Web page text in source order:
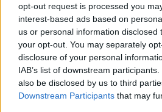
opt-out request is processed you
interest-based ads based on
us or personal information disclosed
your opt-out. You may separately
disclosure of your personal
IAB’s list of downstream
also be disclosed by us to third
Downstream Participants that may
Kim Kardashian (balról) és